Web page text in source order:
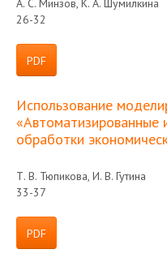
А. С. Минзов, К. А. Шумилкина
26-32
PDF
Использование
обработки
Т. В. Тюпикова, И. В. Гутина
33-37
PDF